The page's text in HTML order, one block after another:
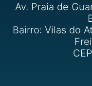
Av. Praia de
Bairro: Vilas do